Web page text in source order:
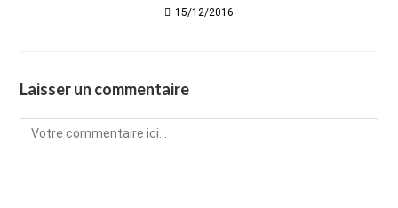
15/12/2016
Laisser un commentaire
Comment